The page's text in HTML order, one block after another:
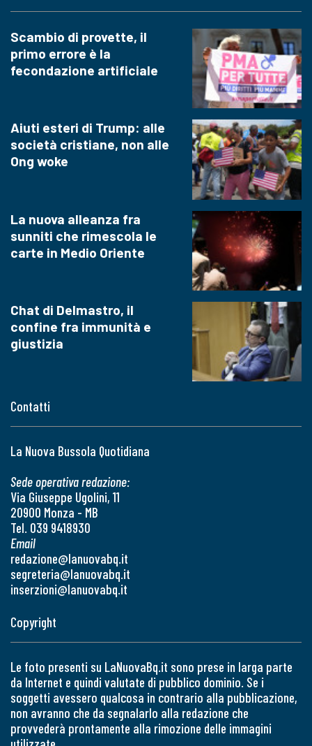
Contatti
La Nuova Bussola Quotidiana
Sede operativa redazione:
Via Giuseppe Ugolini, 11
20900 Monza - MB
Tel. 039 9418930
Email
redazione@lanuovabq.it
segreteria@lanuovabq.it
inserzioni@lanuovabq.it
Scambio di provette, il
primo errore è la
fecondazione artificiale
Aiuti esteri di Trump: alle
società cristiane, non alle
Ong woke
La nuova alleanza fra
sunniti che rimescola le
carte in Medio Oriente
Chat di Delmastro, il
confine fra immunità e
giustizia
Copyright
Le foto presenti su LaNuovaBq.it sono prese in larga parte
da Internet e quindi valutate di pubblico dominio. Se i
soggetti avessero qualcosa in contrario alla pubblicazione,
non avranno che da segnalarlo alla redazione che
provvederà prontamente alla rimozione delle immagini